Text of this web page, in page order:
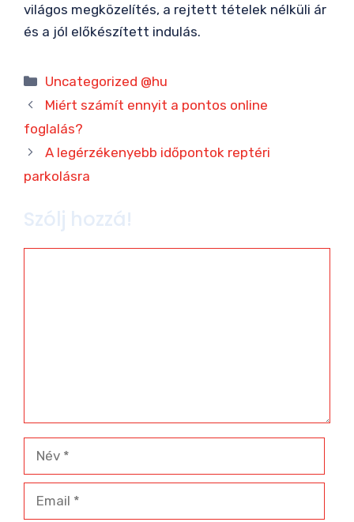
világos megközelítés, a rejtett tételek nélküli ár
és a jól előkészített indulás.
Kategória
Uncategorized @hu
Miért számít ennyit a pontos online
foglalás?
A legérzékenyebb időpontok reptéri
parkolásra
Szólj hozzá!
Név
Email